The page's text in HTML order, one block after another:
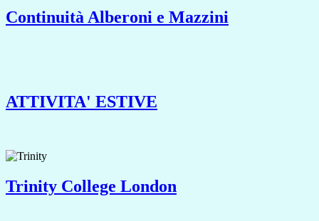
Continuità Alberoni e Mazzini
ATTIVITA' ESTIVE
Trinity College London